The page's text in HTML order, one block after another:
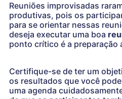
Reuniões improvisadas
produtivas, pois os
para se orientar nessas
deseja executar uma boa
ponto crítico é a preparação
Certifique-se de ter um
os resultados que você
uma agenda